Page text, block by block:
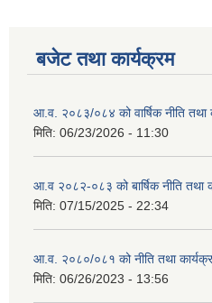
बजेट तथा कार्यक्रम
आ.व. २०८३/०८४ को वार्षिक नीति तथा
मिति: 06/23/2026 - 11:30
आ.व २०८२-०८३ को बार्षिक नीति तथा
मिति: 07/15/2025 - 22:34
आ.व. २०८०/०८१ को नीति तथा
मिति: 06/26/2023 - 13:56